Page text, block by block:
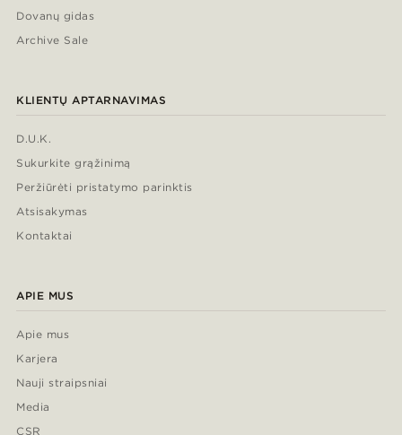
Dovanų gidas
Archive Sale
KLIENTŲ APTARNAVIMAS
D.U.K.
Sukurkite grąžinimą
Peržiūrėti pristatymo parinktis
Atsisakymas
Kontaktai
APIE MUS
Apie mus
Karjera
Nauji straipsniai
Media
CSR